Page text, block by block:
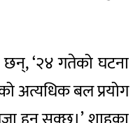
‘२४ गतेको घटना
अत्यधिक बल प्रयोग